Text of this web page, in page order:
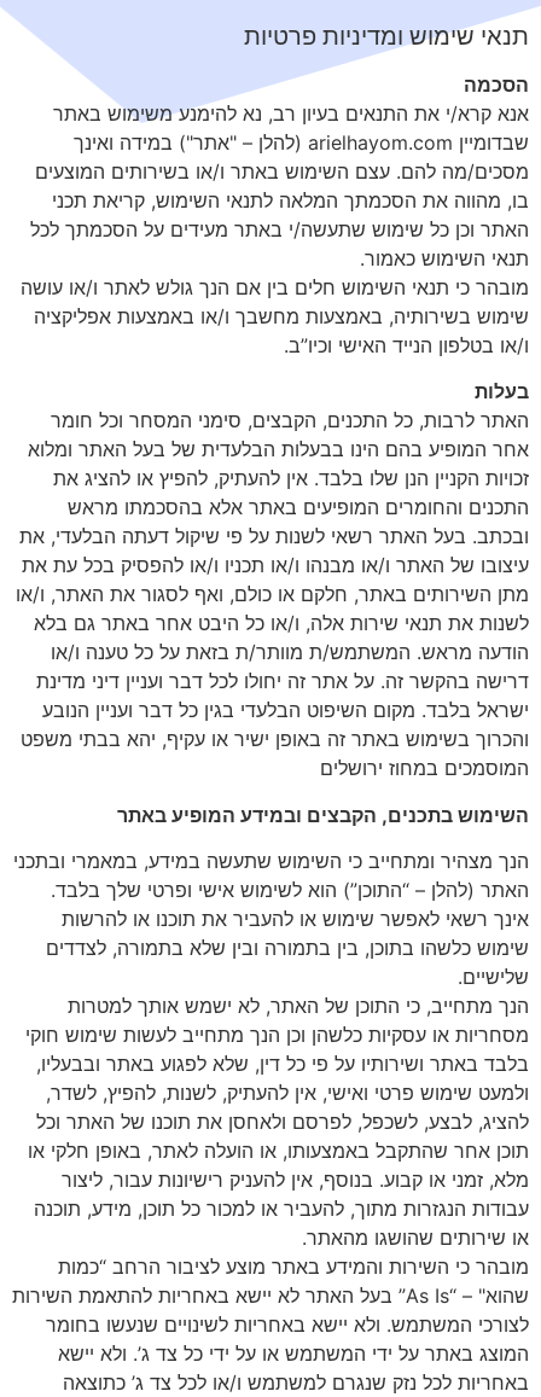
תנאי שימוש ומדיניות פרטיות
הסכמה
אנא קרא/י את התנאים בעיון רב, נא להימנע משימוש באתר
שבדומיין arielhayom.com (להלן – "אתר") במידה ואינך
מסכים/מה להם. עצם השימוש באתר ו/או בשירותים המוצעים
בו, מהווה את הסכמתך המלאה לתנאי השימוש, קריאת תכני
האתר וכן כל שימוש שתעשה/י באתר מעידים על הסכמתך לכל
תנאי השימוש כאמור.
מובהר כי תנאי השימוש חלים בין אם הנך גולש לאתר ו/או עושה
שימוש בשירותיה, באמצעות מחשבך ו/או באמצעות אפליקציה
ו/או בטלפון הנייד האישי וכיו”ב.
בעלות
האתר לרבות, כל התכנים, הקבצים, סימני המסחר וכל חומר
אחר המופיע בהם הינו בבעלות הבלעדית של בעל האתר ומלוא
זכויות הקניין הנן שלו בלבד. אין להעתיק, להפיץ או להציג את
התכנים והחומרים המופיעים באתר אלא בהסכמתו מראש
ובכתב. בעל האתר רשאי לשנות על פי שיקול דעתה הבלעדי, את
עיצובו של האתר ו/או מבנהו ו/או תכניו ו/או להפסיק בכל עת את
מתן השירותים באתר, חלקם או כולם, ואף לסגור את האתר, ו/או
לשנות את תנאי שירות אלה, ו/או כל היבט אחר באתר גם בלא
הודעה מראש. המשתמש/ת מוותר/ת בזאת על כל טענה ו/או
דרישה בהקשר זה. על אתר זה יחולו לכל דבר ועניין דיני מדינת
ישראל בלבד. מקום השיפוט הבלעדי בגין כל דבר ועניין הנובע
והכרוך בשימוש באתר זה באופן ישיר או עקיף, יהא בבתי משפט
המוסמכים במחוז ירושלים
השימוש בתכנים, הקבצים ובמידע המופיע באתר
הנך מצהיר ומתחייב כי השימוש שתעשה במידע, במאמרי ובתכני
האתר (להלן – “התוכן”) הוא לשימוש אישי ופרטי שלך בלבד.
אינך רשאי לאפשר שימוש או להעביר את תוכנו או להרשות
שימוש כלשהו בתוכן, בין בתמורה ובין שלא בתמורה, לצדדים
שלישיים.
הנך מתחייב, כי התוכן של האתר, לא ישמש אותך למטרות
מסחריות או עסקיות כלשהן וכן הנך מתחייב לעשות שימוש חוקי
בלבד באתר ושירותיו על פי כל דין, שלא לפגוע באתר ובבעליו,
ולמעט שימוש פרטי ואישי, אין להעתיק, לשנות, להפיץ, לשדר,
להציג, לבצע, לשכפל, לפרסם ולאחסן את תוכנו של האתר וכל
תוכן אחר שהתקבל באמצעותו, או הועלה לאתר, באופן חלקי או
מלא, זמני או קבוע. בנוסף, אין להעניק רישיונות עבור, ליצור
עבודות הנגזרות מתוך, להעביר או למכור כל תוכן, מידע, תוכנה
או שירותים שהושגו מהאתר.
מובהר כי השירות והמידע באתר מוצע לציבור הרחב “כמות
שהוא" – “As Is” בעל האתר לא יישא באחריות להתאמת השירות
לצורכי המשתמש. ולא יישא באחריות לשינויים שנעשו בחומר
המוצג באתר על ידי המשתמש או על ידי כל צד ג’. ולא יישא
באחריות לכל נזק שנגרם למשתמש ו/או לכל צד ג’ כתוצאה